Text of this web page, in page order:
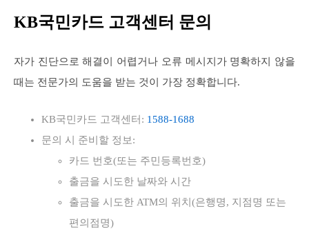
KB국민카드 고객센터 문의
자가 진단으로 해결이 어렵거나 오류 메시지가 명확하지 않을
때는 전문가의 도움을 받는 것이 가장 정확합니다.
KB국민카드 고객센터: 1588-1688
문의 시 준비할 정보:
카드 번호(또는 주민등록번호)
출금을 시도한 날짜와 시간
출금을 시도한 ATM의 위치(은행명, 지점명 또는
편의점명)